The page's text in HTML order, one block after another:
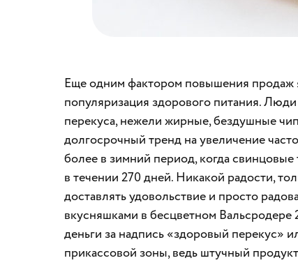
Еще одним фактором повышения продаж
популяризация здорового питания.
перекуса, нежели жирные, бездушные
долгосрочный тренд на увеличение
более в зимний период, когда
в течении 270 дней. Никакой радости,
доставлять удовольствие и просто
вкусняшками в бесцветном Вальсродере
деньги за надпись «здоровый перекус»
прикассовой зоны, ведь штучный